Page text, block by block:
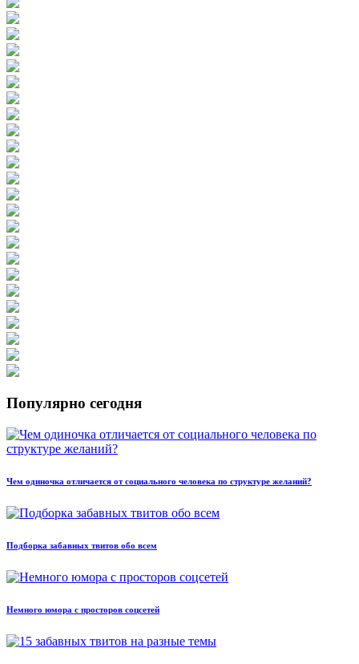
Популярно сегодня
Чем одиночка отличается от социального человека по структуре желаний?
Подборка забавных твитов обо всем
Немного юмора с просторов соцсетей